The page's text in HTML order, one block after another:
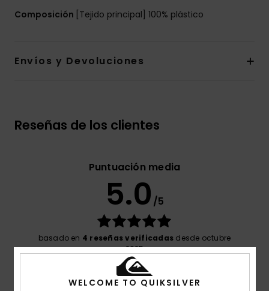
Composición [Tejido principal] 100% plástico
Envíos y Devoluciones
Reseñas de los clientes
Puntuación media
5.0 /5
basado en 4 reseñas verificadas desde octubre
2025
El 75% de nuestros clientes recomiendan este
producto
WELCOME TO QUIKSILVER